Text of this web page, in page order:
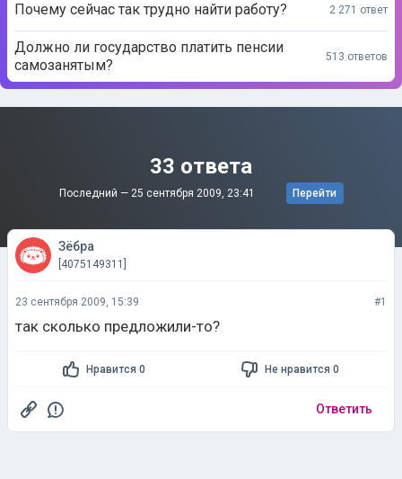
Почему сейчас так трудно найти работу? 2 271 ответ
Должно ли государство платить пенсии
самозанятым?
513 ответов
33 ответа
Последний — 25 сентября 2009, 23:41 Перейти
Зёбра
[4075149311]
23 сентября 2009, 15:39 #1
так сколько предложили-то?
Нравится 0 Не нравится 0
Ответить